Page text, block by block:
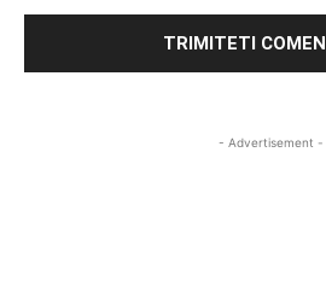
- Advertisement -